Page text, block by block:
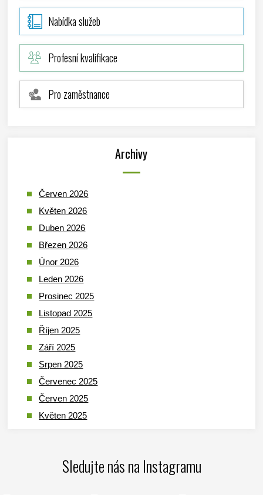
Nabídka služeb
Profesní kvalifikace
Pro zaměstnance
Archivy
Červen 2026
Květen 2026
Duben 2026
Březen 2026
Únor 2026
Leden 2026
Prosinec 2025
Listopad 2025
Říjen 2025
Září 2025
Srpen 2025
Červenec 2025
Červen 2025
Květen 2025
Leden 2025Sledujte nás na Instagramu